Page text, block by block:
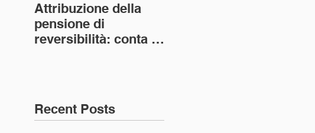
Attribuzione della
pensione di
reversibilità: conta la
Recent Posts